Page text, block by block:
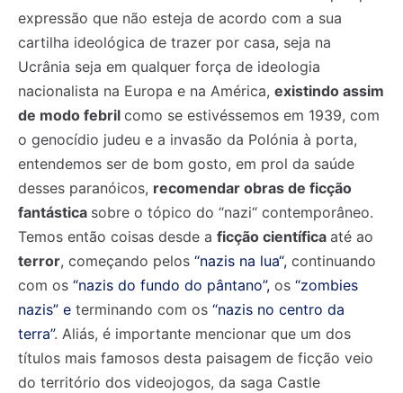
expressão que não esteja de acordo com a sua
cartilha ideológica de trazer por casa, seja na
Ucrânia seja em qualquer força de ideologia
nacionalista na Europa e na América, existindo assim
de modo febril como se estivéssemos em 1939, com
o genocídio judeu e a invasão da Polónia à porta,
entendemos ser de bom gosto, em prol da saúde
desses paranóicos, recomendar obras de ficção
fantástica sobre o tópico do “nazi“ contemporâneo.
Temos então coisas desde a ficção científica até ao
terror, começando pelos “nazis na lua“, continuando
com os “nazis do fundo do pântano”, os “zombies
nazis” e terminando com os “nazis no centro da
terra”. Aliás, é importante mencionar que um dos
títulos mais famosos desta paisagem de ficção veio
do território dos videojogos, da saga Castle